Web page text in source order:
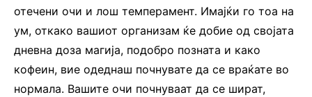
отечени очи и лош темперамент. Имајќи го тоа на
ум, откако вашиот организам ќе добие од својата
дневна доза магија, подобро позната и како
кофеин, вие одеднаш почнувате да се враќате во
нормала. Вашите очи почнуваат да се шират,